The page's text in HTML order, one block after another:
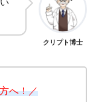
クリプト博士
へ！／